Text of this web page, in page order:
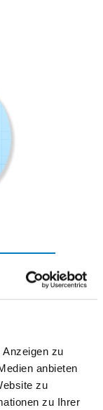
zu
anbieten
zu
zu Ihrer
Anfahrt